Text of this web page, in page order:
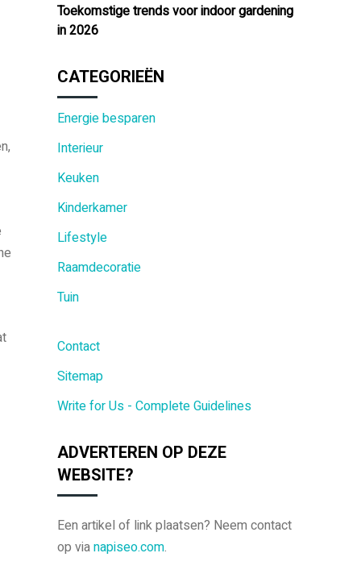
Toekomstige trends voor indoor gardening
in 2026
CATEGORIEËN
Energie besparen
Interieur
Keuken
Kinderkamer
Lifestyle
Raamdecoratie
Tuin
Contact
Sitemap
Write for Us - Complete Guidelines
ADVERTEREN OP DEZE
WEBSITE?
Een artikel of link plaatsen? Neem contact
op vianapiseo.com.